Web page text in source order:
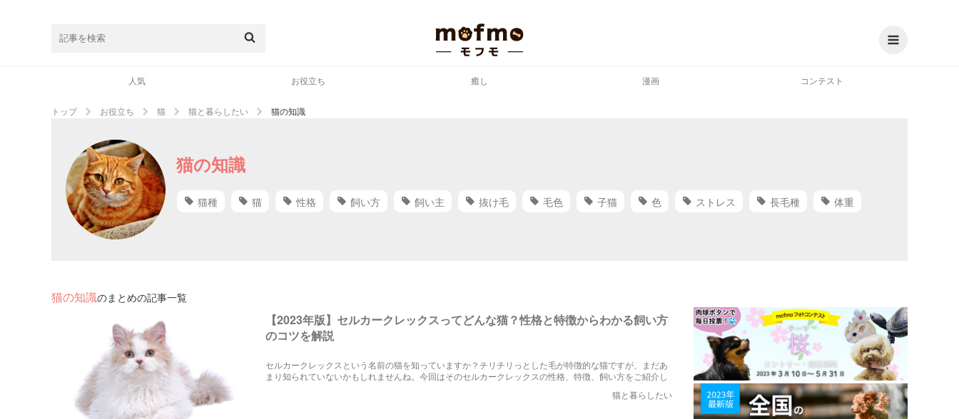
人気 お役立ち 癒し 漫画 コンテスト
トップ お役立ち 猫 猫と暮らしたい 猫の知識
猫の知識
猫種 猫 性格 飼い方 飼い主 抜け毛 毛色 子猫 色 ストレス 長毛種 体重
猫の知識のまとめの記事一覧
【2023年版】セルカークレックスってどんな猫？性格と特徴からわかる飼い方
のコツを解説
セルカークレックスという名前の猫を知っていますか？チリチリっとした毛が特徴的な猫ですが、まだあ
まり知られていないかもしれませんね。今回はそのセルカークレックスの性格、特徴、飼い方をご紹介し
猫と暮らしたい